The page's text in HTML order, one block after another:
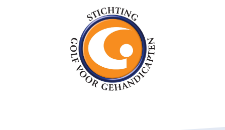
Veelgestelde vragen
Register Erkende Donatieplatformen